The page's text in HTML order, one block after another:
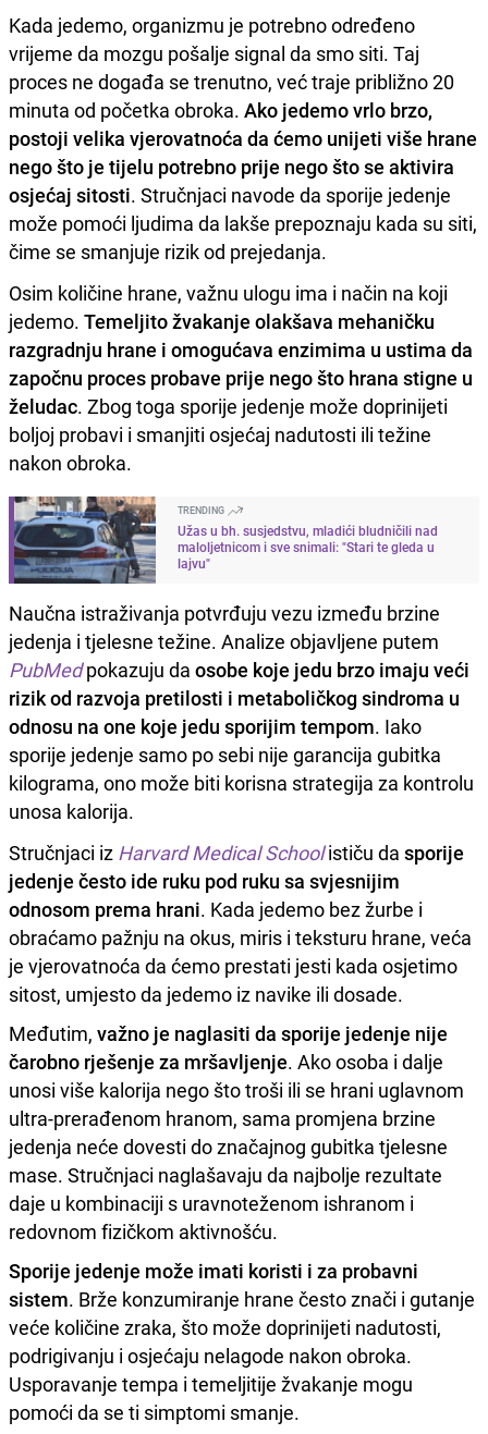
Kada jedemo, organizmu je potrebno određeno
vrijeme da mozgu pošalje signal da smo siti. Taj
proces ne događa se trenutno, već traje približno 20
minuta od početka obroka. Ako jedemo vrlo brzo,
postoji velika vjerovatnoća da ćemo unijeti više hrane
nego što je tijelu potrebno prije nego što se aktivira
osjećaj sitosti. Stručnjaci navode da sporije jedenje
može pomoći ljudima da lakše prepoznaju kada su siti,
čime se smanjuje rizik od prejedanja.
Osim količine hrane, važnu ulogu ima i način na koji
jedemo. Temeljito žvakanje olakšava mehaničku
razgradnju hrane i omogućava enzimima u ustima da
započnu proces probave prije nego što hrana stigne u
želudac. Zbog toga sporije jedenje može doprinijeti
boljoj probavi i smanjiti osjećaj nadutosti ili težine
nakon obroka.
TRENDING
Užas u bh. susjedstvu, mladići bludničili nad
maloljetnicom i sve snimali: "Stari te gleda u
lajvu"
Naučna istraživanja potvrđuju vezu između brzine
jedenja i tjelesne težine. Analize objavljene putem
PubMedpokazuju da osobe koje jedu brzo imaju veći
rizik od razvoja pretilosti i metaboličkog sindroma u
odnosu na one koje jedu sporijim tempom. Iako
sporije jedenje samo po sebi nije garancija gubitka
kilograma, ono može biti korisna strategija za kontrolu
unosa kalorija.
Stručnjaci iz Harvard Medical Schoolističu da sporije
jedenje često ide ruku pod ruku sa svjesnijim
odnosom prema hrani. Kada jedemo bez žurbe i
obraćamo pažnju na okus, miris i teksturu hrane, veća
je vjerovatnoća da ćemo prestati jesti kada osjetimo
sitost, umjesto da jedemo iz navike ili dosade.
Međutim, važno je naglasiti da sporije jedenje nije
čarobno rješenje za mršavljenje. Ako osoba i dalje
unosi više kalorija nego što troši ili se hrani uglavnom
ultra-prerađenom hranom, sama promjena brzine
jedenja neće dovesti do značajnog gubitka tjelesne
mase. Stručnjaci naglašavaju da najbolje rezultate
daje u kombinaciji s uravnoteženom ishranom i
redovnom fizičkom aktivnošću.
Sporije jedenje može imati koristi i za probavni
sistem. Brže konzumiranje hrane često znači i gutanje
veće količine zraka, što može doprinijeti nadutosti,
podrigivanju i osjećaju nelagode nakon obroka.
Usporavanje tempa i temeljitije žvakanje mogu
pomoći da se ti simptomi smanje.